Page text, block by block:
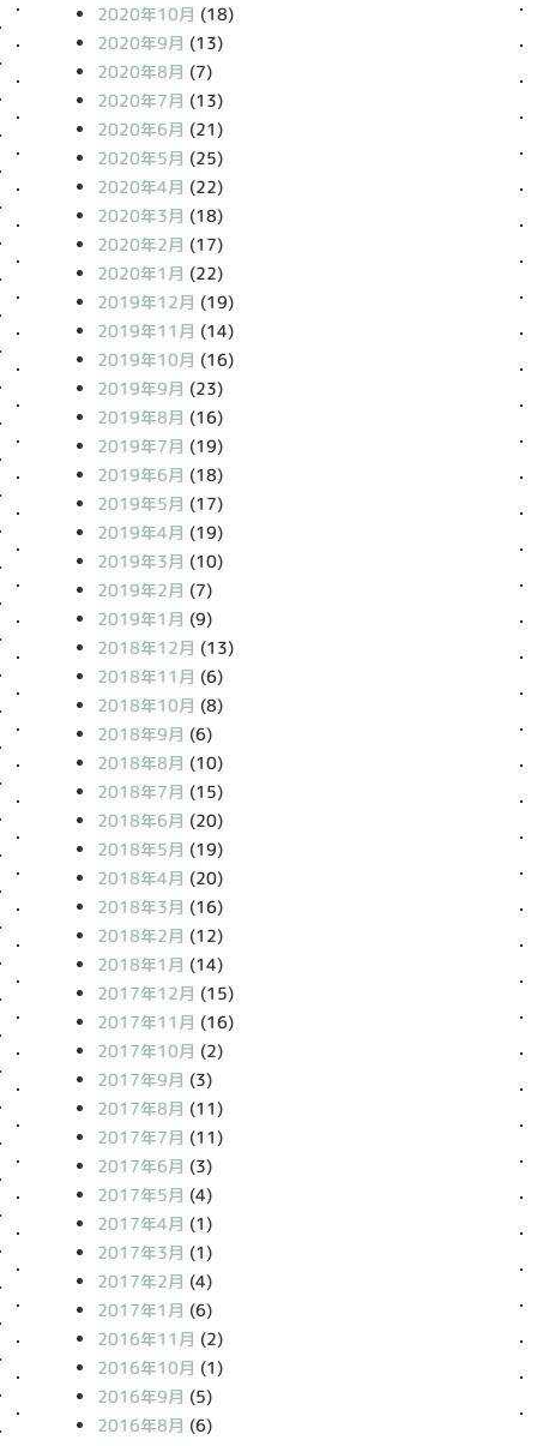
2020年10月 (18)
2020年9月 (13)
2020年8月 (7)
2020年7月 (13)
2020年6月 (21)
2020年5月 (25)
2020年4月 (22)
2020年3月 (18)
2020年2月 (17)
2020年1月 (22)
2019年12月 (19)
2019年11月 (14)
2019年10月 (16)
2019年9月 (23)
2019年8月 (16)
2019年7月 (19)
2019年6月 (18)
2019年5月 (17)
2019年4月 (19)
2019年3月 (10)
2019年2月 (7)
2019年1月 (9)
2018年12月 (13)
2018年11月 (6)
2018年10月 (8)
2018年9月 (6)
2018年8月 (10)
2018年7月 (15)
2018年6月 (20)
2018年5月 (19)
2018年4月 (20)
2018年3月 (16)
2018年2月 (12)
2018年1月 (14)
2017年12月 (15)
2017年11月 (16)
2017年10月 (2)
2017年9月 (3)
2017年8月 (11)
2017年7月 (11)
2017年6月 (3)
2017年5月 (4)
2017年4月 (1)
2017年3月 (1)
2017年2月 (4)
2017年1月 (6)
2016年11月 (2)
2016年10月 (1)
2016年9月 (5)
2016年8月 (6)